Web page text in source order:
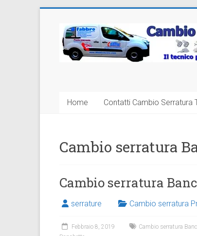
contenutoCambio
Serratura
Home Contatti Cambio Serratura
Cambio serratura
Cambio serratura
serrature Cambio serratura
Febbraio 8, 2019 Cambio serratura